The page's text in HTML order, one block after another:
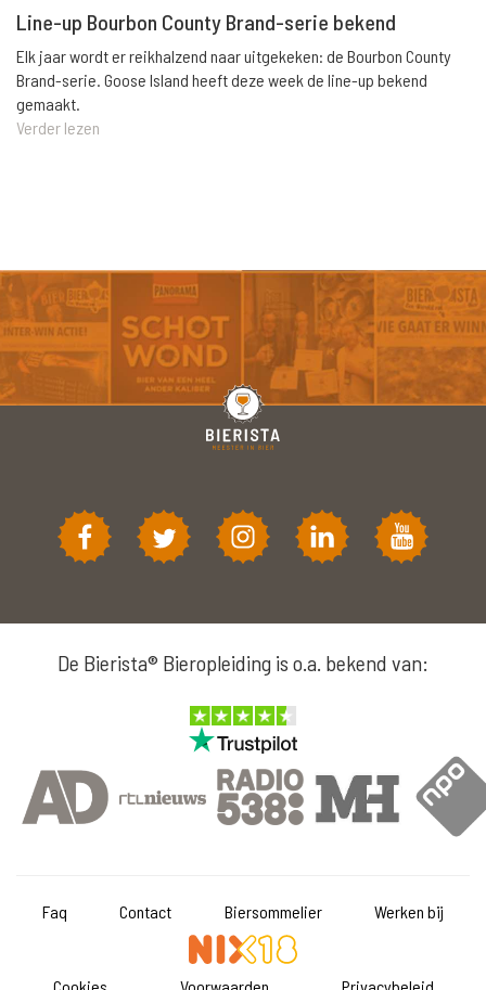
Line-up Bourbon County Brand-serie bekend
Elk jaar wordt er reikhalzend naar uitgekeken: de Bourbon County
Brand-serie. Goose Island heeft deze week de line-up bekend
gemaakt.
Verder lezen
De Bierista® Bieropleiding is o.a. bekend van:
Faq Contact Biersommelier Werken bij